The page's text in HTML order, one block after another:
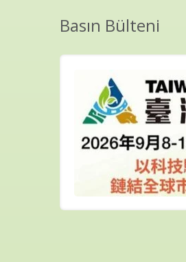
Basın Bülteni